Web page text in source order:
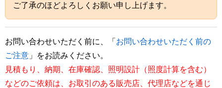
ご了承のほどよろしくお願い申し上げます。
お問い合わせいただく前に、「 お問い合わせいただく前の
ご注意 」をお読みください。
見積もり、納期、在庫確認、照明設計（照度計算を含む）
などのご依頼は、お取引のある販売店、代理店などを通じ